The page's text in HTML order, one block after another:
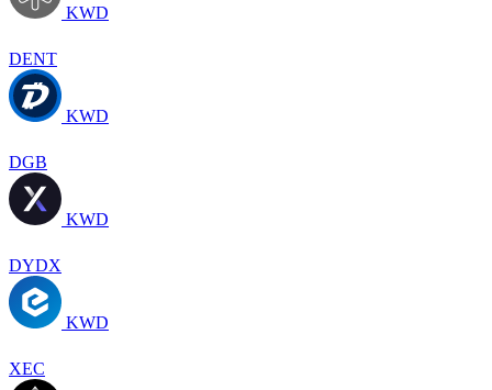
KWD
DENT
KWD
DGB
KWD
DYDX
KWD
XEC